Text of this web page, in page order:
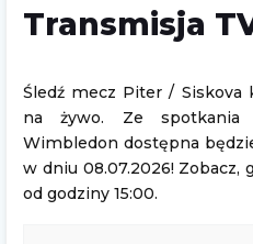
Transmisja
Śledź mecz Piter / Siskova
na żywo. Ze spotkania
Wimbledon dostępna
w dniu 08.07.2026! Zobacz,
od godziny 15:00.